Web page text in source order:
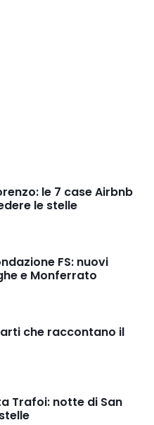
le 7 case Airbnb
le stelle
FS: nuovi
e Monferrato
che raccontano il
Trafoi: notte di San